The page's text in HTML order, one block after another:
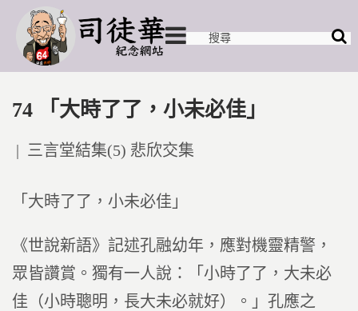
74 「大時了了，小未必佳」
Posted
三言堂結集(5) 悲欣交集
「大時了了，小未必佳」
《世說新語》記述孔融幼年，應對機靈精警，
眾皆讚賞。獨有一人說：「小時了了，大未必
佳（小時聰明，長大未必就好）。」孔應之